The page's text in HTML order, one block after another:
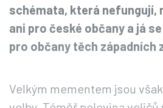
schémata, která nefungují,
ani pro české občany a já
pro občany těch západních
Velkým mementem jsou